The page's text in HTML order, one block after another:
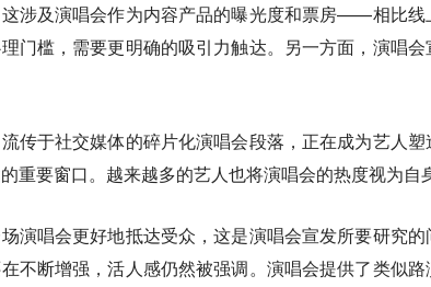
涉及演唱会作为内容产品的曝光度和票房——相比线
门槛，需要更明确的吸引力触达。另一方面，演唱
传于社交媒体的碎片化演唱会段落，正在成为艺人
重要窗口。越来越多的艺人也将演唱会的热度视为自
演唱会更好地抵达受众，这是演唱会宣发所要研究
不断增强，活人感仍然被强调。演唱会提供了类似